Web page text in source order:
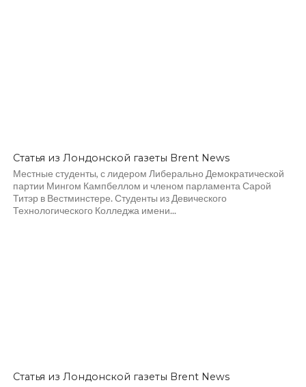
Статья из Лондонской газеты Brent News
Местные студенты, с лидером Либерально Демократической
партии Мингом Кампбеллом и членом парламента Сарой
Титэр в Вестминстере. Студенты из Девического
Технологического Колледжа имени...
Статья из Лондонской газеты Brent News